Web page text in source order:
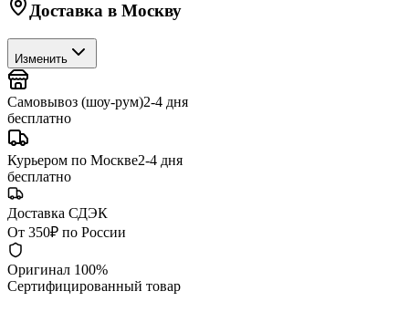
Доставка в Москву
Изменить
Самовывоз (шоу-рум)2-4 дня
бесплатно
Курьером по Москве2-4 дня
бесплатно
Доставка СДЭК
От 350₽ по России
Оригинал 100%
Сертифицированный товар